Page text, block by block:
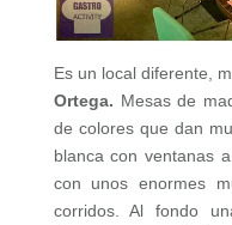
Es un local diferente,
Ortega. Mesas de
de colores que dan
blanca con ventanas
con unos enormes
corridos. Al fondo